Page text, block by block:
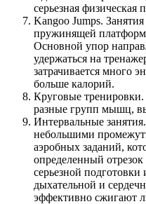
серьезная физическая
Kangoo Jumps.
пружинящей
Основной упор
удержаться на
затрачивается много
больше калорий.
Круговые
разные групп мышц,
Интервальные
небольшими
аэробных заданий,
определенный
серьезной подготовки
дыхательной и
эффективно сжигают